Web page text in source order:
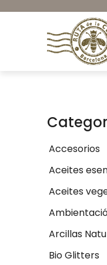
Accesorios
Aceites
Aceites
Arcillas
Bio Glitters